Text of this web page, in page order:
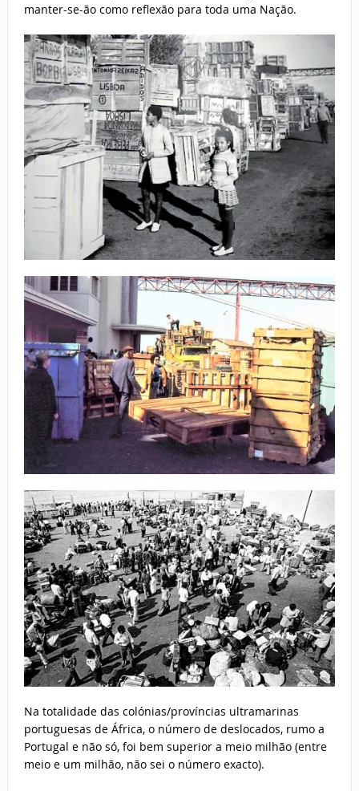
manter-se-ão como reflexão para toda uma Nação.
Na totalidade das colónias/províncias ultramarinas
portuguesas de África, o número de deslocados, rumo a
Portugal e não só, foi bem superior a meio milhão (entre
meio e um milhão, não sei o número exacto).